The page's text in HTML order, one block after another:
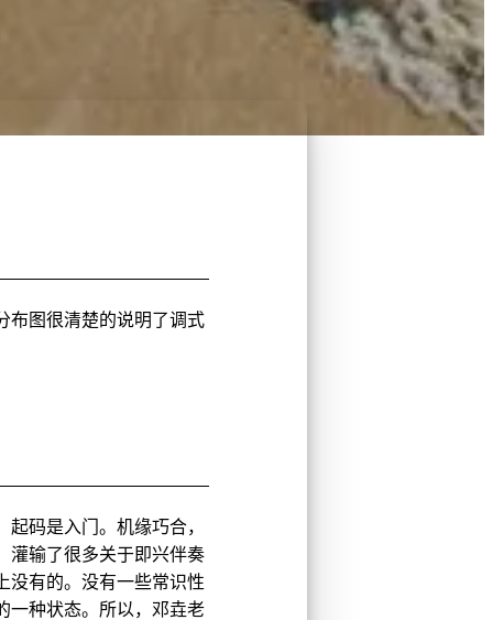
布图很清楚的说明了调式
码是入门。机缘巧合，
灌输了很多关于即兴伴奏
没有的。没有一些常识性
一种状态。所以，邓垚老